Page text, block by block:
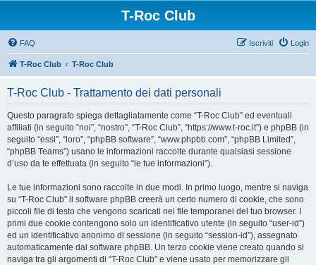
T-Roc Club
FAQ Login
Iscriviti
T-Roc Club T-Roc Club
T-Roc Club - Trattamento dei dati personali
Questo paragrafo spiega dettagliatamente come “T-Roc Club” ed eventuali
affiliati (in seguito “noi”, “nostro”, “T-Roc Club”, “https://www.t-roc.it”) e phpBB (in
seguito “essi”, “loro”, “phpBB software”, “www.phpbb.com”, “phpBB Limited”,
“phpBB Teams”) usano le informazioni raccolte durante qualsiasi sessione
d’uso da te effettuata (in seguito “le tue informazioni”).
Le tue informazioni sono raccolte in due modi. In primo luogo, mentre si naviga
su “T-Roc Club” il software phpBB creerà un certo numero di cookie, che sono
piccoli file di testo che vengono scaricati nei file temporanei del tuo browser. I
primi due cookie contengono solo un identificativo utente (in seguito “user-id”)
ed un identificativo anonimo di sessione (in seguito “session-id”), assegnato
automaticamente dal software phpBB. Un terzo cookie viene creato quando si
naviga tra gli argomenti di “T-Roc Club” e viene usato per memorizzare gli